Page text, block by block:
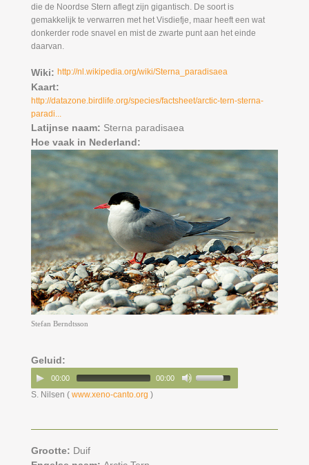
die de Noordse Stern aflegt zijn gigantisch. De soort is
gemakkelijk te verwarren met het Visdiefje, maar heeft een wat
donkerder rode snavel en mist de zwarte punt aan het einde
daarvan.
Wiki: http://nl.wikipedia.org/wiki/Sterna_paradisaea
Kaart:
http://datazone.birdlife.org/species/factsheet/arctic-tern-sterna-
paradi...
Latijnse naam: Sterna paradisaea
Hoe vaak in Nederland:
Stefan Berndtsson
Geluid:
00:00 00:00
S. Nilsen ( www.xeno-canto.org )
Grootte: Duif